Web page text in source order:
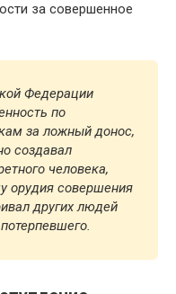
за совершенное
Федерации
по
за ложный донос,
создавал
человека,
орудия совершения
других людей